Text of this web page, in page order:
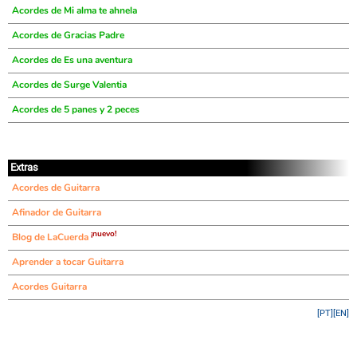
Acordes de Mi alma te ahnela
Acordes de Gracias Padre
Acordes de Es una aventura
Acordes de Surge Valentia
Acordes de 5 panes y 2 peces
Extras
Acordes de Guitarra
Afinador de Guitarra
Blog de LaCuerda ¡nuevo!
Aprender a tocar Guitarra
Acordes Guitarra
[EN]
[PT]